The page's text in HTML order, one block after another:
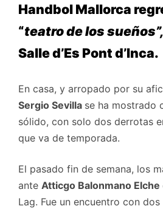
Handbol Mallorca
“teatro de los sueños”,
Salle d’Es Pont d’Inca.
En casa, y arropado por su
Sergio Sevilla se ha mostrado
sólido, con solo dos derrotas
que va de temporada.
El pasado fin de semana, los
ante Atticgo Balonmano Elche
Lag. Fue un encuentro con